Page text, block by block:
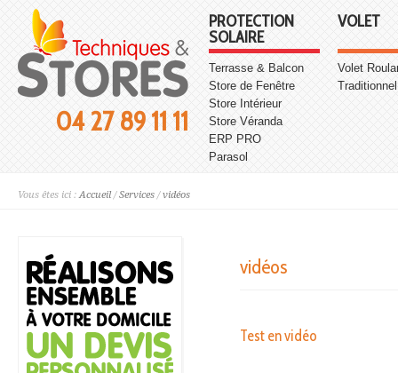
04 27 89 11 11
PROTECTION
SOLAIRE
Terrasse & Balcon
Store de Fenêtre
Store Intérieur
Store Véranda
ERP PRO
Parasol
VOLET
Volet
Traditionnel
Vous êtes ici :Accueil /Services /vidéos
vidéos
Test en vidéo